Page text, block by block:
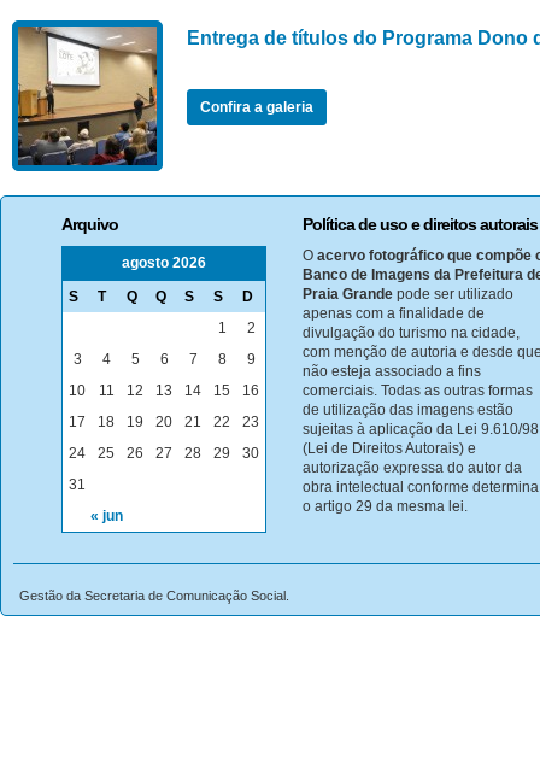
Entrega de títulos do Programa Dono
Confira a galeria
Arquivo
agosto 2026
S
T Q Q S S D
« jun
1
2
3
4 5 6 7 8
9
10
11 12 13 14 15
16
17
18 19 20 21 22
23
24
25 26 27 28 29
30
31
Política de uso e direitos autorais
O acervo fotográfico que compõe
Banco de Imagens da Prefeitura
Praia Grande pode ser utilizado
apenas com a finalidade de
divulgação do turismo na cidade,
com menção de autoria e desde
não esteja associado a fins
comerciais. Todas as outras formas
de utilização das imagens estão
sujeitas à aplicação da Lei 9.610/98
(Lei de Direitos Autorais) e
autorização expressa do autor da
obra intelectual conforme determina
o artigo 29 da mesma lei.
Gestão da Secretaria de Comunicação Social.